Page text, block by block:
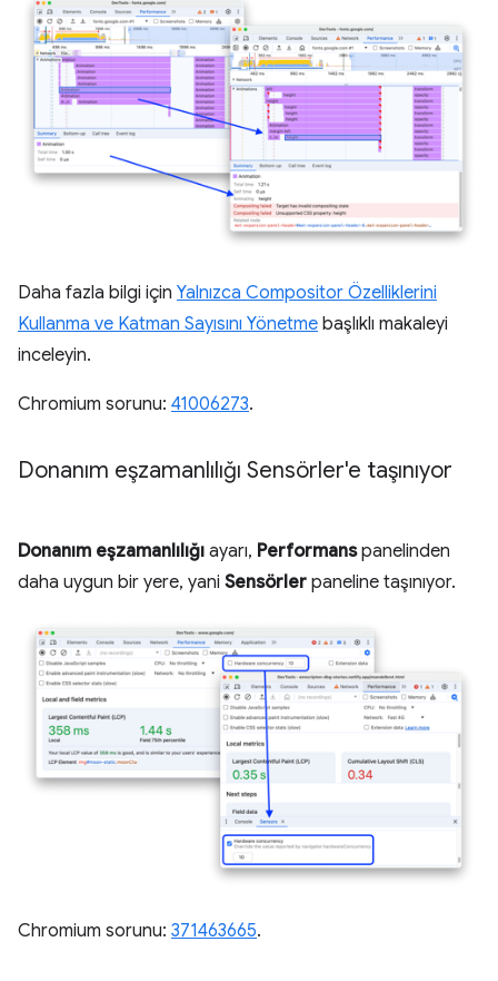
Daha fazla bilgi için Yalnızca Compositor Özelliklerini
Kullanma ve Katman Sayısını Yönetme başlıklı makaleyi
inceleyin.
Chromium sorunu: 41006273.
Donanım eşzamanlılığı Sensörler'e taşınıyor
Donanım eşzamanlılığı ayarı, Performanspanelinden
daha uygun bir yere, yani Sensörler paneline taşınıyor.
Chromium sorunu: 371463665.